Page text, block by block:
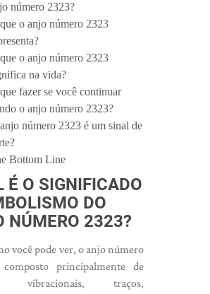
número 2323?
o anjo número 2323
o anjo número 2323
na vida?
fazer se você continuar
o anjo número 2323?
número 2323 é um sinal de
Bottom Line
É O SIGNIFICADO
DO
NÚMERO 2323?
você pode ver, o anjo número
principalmente de
vibracionais, traços,